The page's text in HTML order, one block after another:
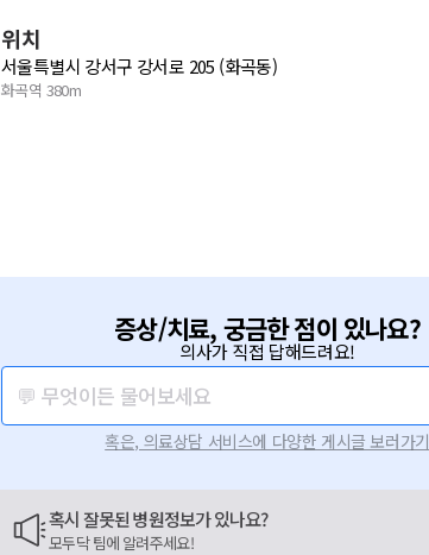
위치
서울특별시 강서구 강서로 205 (화곡동)
화곡역 380m
증상/치료, 궁금한 점이 있나요?
의사가 직접 답해드려요!
💬 무엇이든 물어보세요
혹은, 의료상담 서비스에 다양한 게시글 보러가기
혹시 잘못된 병원정보가 있나요?
모두닥 팀에 알려주세요!